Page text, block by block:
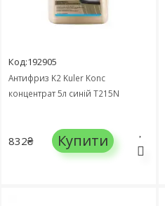
Код:192905
Антифриз K2 Kuler Konc
концентрат 5л синій T215N
832₴ Купити